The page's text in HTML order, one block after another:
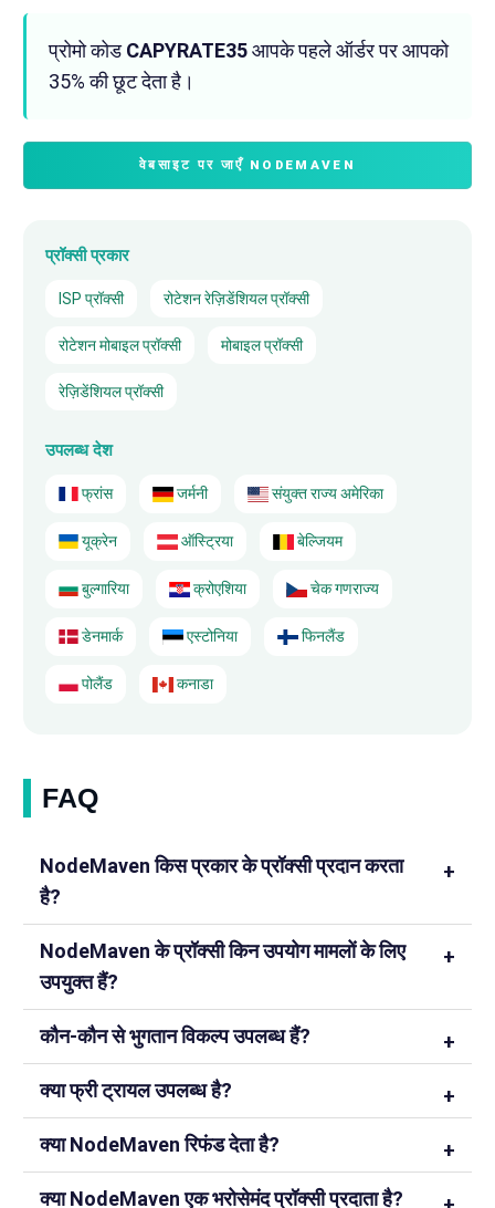
प्रोमो कोडCAPYRATE35आपके पहले ऑर्डर पर आपको
35% की छूट देता है।
वेबसाइट पर जाएँ NODEMAVEN
प्रॉक्सी प्रकार
ISP प्रॉक्सी रोटेशन रेज़िडेंशियल प्रॉक्सी
रोटेशन मोबाइल प्रॉक्सी मोबाइल प्रॉक्सी
रेज़िडेंशियल प्रॉक्सी
उपलब्ध देश
फ्रांस जर्मनी संयुक्त राज्य अमेरिका
यूक्रेन ऑस्ट्रिया बेल्जियम
बुल्गारिया क्रोएशिया चेक गणराज्य
डेनमार्क एस्टोनिया फिनलैंड
पोलैंड कनाडा
FAQ
NodeMaven किस प्रकार के प्रॉक्सी प्रदान करता
है?
NodeMaven के प्रॉक्सी किन उपयोग मामलों के लिए
उपयुक्त हैं?
कौन-कौन से भुगतान विकल्प उपलब्ध हैं?
क्या फ्री ट्रायल उपलब्ध है?
क्या NodeMaven रिफंड देता है?
क्या NodeMaven एक भरोसेमंद प्रॉक्सी प्रदाता है?